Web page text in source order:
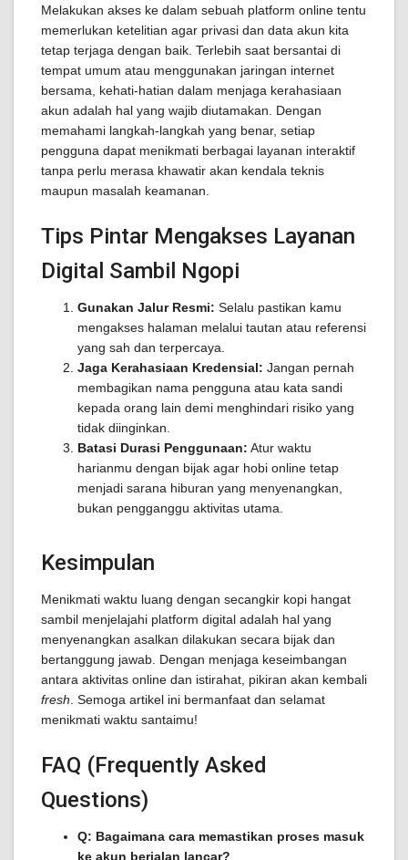
Melakukan akses ke dalam sebuah platform online tentu
memerlukan ketelitian agar privasi dan data akun kita
tetap terjaga dengan baik. Terlebih saat bersantai di
tempat umum atau menggunakan jaringan internet
bersama, kehati-hatian dalam menjaga kerahasiaan
akun adalah hal yang wajib diutamakan. Dengan
memahami langkah-langkah yang benar, setiap
pengguna dapat menikmati berbagai layanan interaktif
tanpa perlu merasa khawatir akan kendala teknis
maupun masalah keamanan.
Tips Pintar Mengakses Layanan
Digital Sambil Ngopi
Gunakan Jalur Resmi: Selalu pastikan kamu
mengakses halaman melalui tautan atau referensi
yang sah dan terpercaya.
Jaga Kerahasiaan Kredensial: Jangan pernah
membagikan nama pengguna atau kata sandi
kepada orang lain demi menghindari risiko yang
tidak diinginkan.
Batasi Durasi Penggunaan: Atur waktu
harianmu dengan bijak agar hobi online tetap
menjadi sarana hiburan yang menyenangkan,
bukan pengganggu aktivitas utama.
Kesimpulan
Menikmati waktu luang dengan secangkir kopi hangat
sambil menjelajahi platform digital adalah hal yang
menyenangkan asalkan dilakukan secara bijak dan
bertanggung jawab. Dengan menjaga keseimbangan
antara aktivitas online dan istirahat, pikiran akan kembali
fresh . Semoga artikel ini bermanfaat dan selamat
menikmati waktu santaimu!
FAQ (Frequently Asked
Questions)
Q: Bagaimana cara memastikan proses masuk
ke akun berjalan lancar?